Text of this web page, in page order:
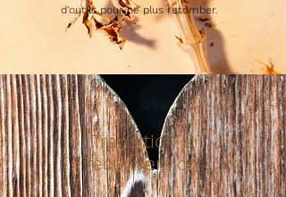
d'outils pour ne plus retomber.
Transition &
reconversion